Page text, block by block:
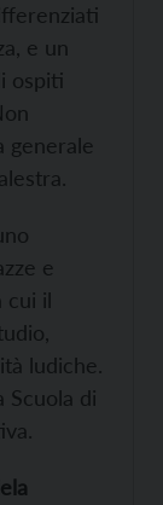
e un
ospiti
generale
e
cui il
ludiche.
Scuola di